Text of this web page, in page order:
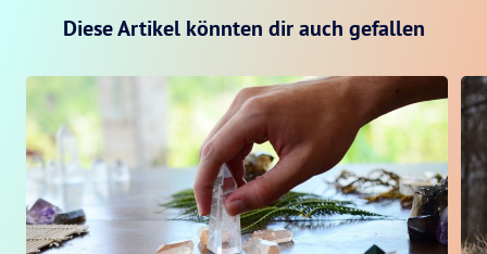
Diese Artikel könnten dir auch gefallen